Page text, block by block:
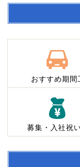
おすすめ期間
募集・入社祝